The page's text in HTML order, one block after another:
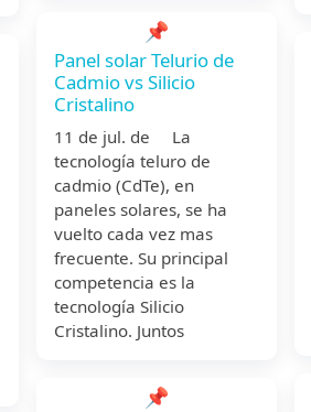
📌
Panel solar Telurio de
Cadmio vs Silicio
Cristalino
11 de jul. de La
tecnología teluro de
cadmio (CdTe), en
paneles solares, se ha
vuelto cada vez mas
frecuente. Su principal
competencia es la
tecnología Silicio
Cristalino. Juntos
📌